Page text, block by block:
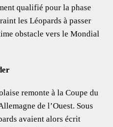
qualifié pour la phase
les Léopards à passer
obstacle vers le Mondial
remonte à la Coupe du
de l’Ouest. Sous
avaient alors écrit